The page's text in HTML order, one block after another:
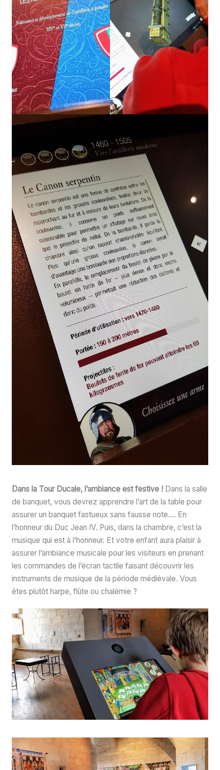
Dans la Tour Ducale, l’ambiance est festive !Dans la salle
de banquet, vous devrez apprendre l’art de la table pour
assurer un banquet fastueux sans fausse note…. En
l’honneur du Duc Jean IV. Puis, dans la chambre, c’est la
musique qui est à l’honneur. Et votre enfant aura plaisir à
assurer l’ambiance musicale pour les visiteurs en prenant
les commandes de l’écran tactile faisant découvrir les
instruments de musique de la période médiévale. Vous
êtes plutôt harpe, flûte ou chalémie ?